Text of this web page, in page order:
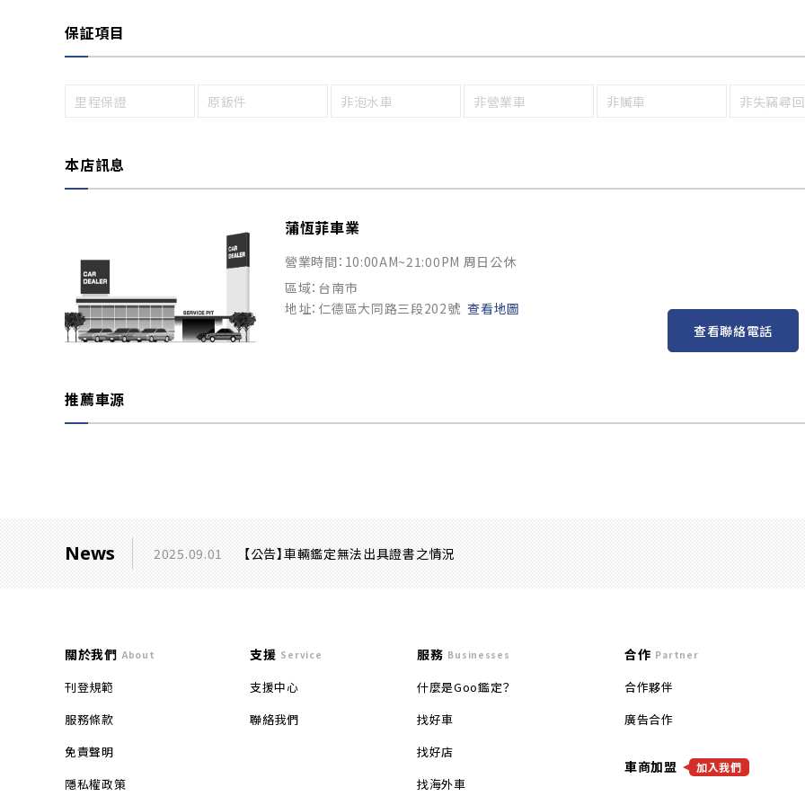
保証項目
里程保證 原鈑件 非泡水車 非營業車 非贓車 非失竊尋
本店訊息
蒲恆菲車業
營業時間：10:00AM~21:00PM 周日公休
區域：台南市
地址：仁德區大同路三段202號 查看地圖
查看聯絡電話
推薦車源
News 2025.09.01 【公告】車輛鑑定無法出具證書之情況
關於我們 About
刊登規範
服務條款
免責聲明
隱私權政策
支援 Service
支援中心
聯絡我們
服務 Businesses
什麼是Goo鑑定？
找好車
找好店
找海外車
合作 Partner
合作夥伴
廣告合作
車商加盟 加入我們